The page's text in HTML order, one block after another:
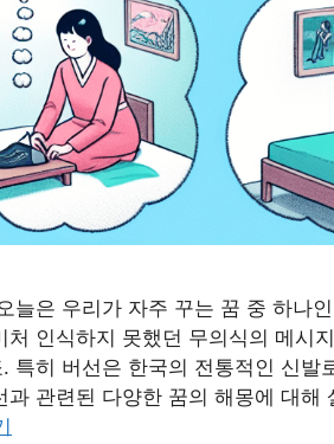
늘은 우리가 자주 꾸는 꿈 중 하나
처 인식하지 못했던 무의식의 메시
특히 버선은 한국의 전통적인 신발
과 관련된 다양한 꿈의 해몽에 대